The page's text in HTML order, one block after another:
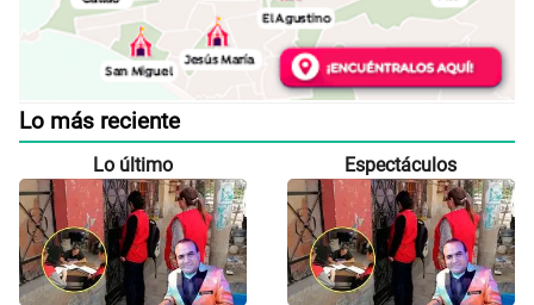
Lo más reciente
Lo último Espectáculos